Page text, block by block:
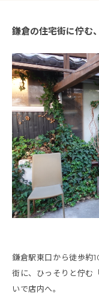
鎌倉の住宅街に佇む
鎌倉駅東口から徒歩約
街に、ひっそりと佇む
いで店内へ。